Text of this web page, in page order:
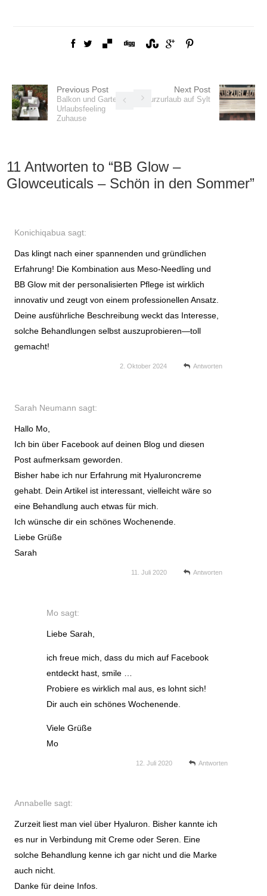
Previous Post
Balkon und Garten –
Urlaubsfeeling
Zuhause
Next Post
Kurzurlaub auf Sylt
11 Antworten to “BB Glow –
Glowceuticals – Schön in den Sommer”
Konichiqabua sagt:
Das klingt nach einer spannenden und gründlichen
Erfahrung! Die Kombination aus Meso-Needling und
BB Glow mit der personalisierten Pflege ist wirklich
innovativ und zeugt von einem professionellen Ansatz.
Deine ausführliche Beschreibung weckt das Interesse,
solche Behandlungen selbst auszuprobieren—toll
gemacht!
2. Oktober 2024 Antworten
Sarah Neumann sagt:
Hallo Mo,
Ich bin über Facebook auf deinen Blog und diesen
Post aufmerksam geworden.
Bisher habe ich nur Erfahrung mit Hyaluroncreme
gehabt. Dein Artikel ist interessant, vielleicht wäre so
eine Behandlung auch etwas für mich.
Ich wünsche dir ein schönes Wochenende.
Liebe Grüße
Sarah
11. Juli 2020 Antworten
Mo sagt:
Liebe Sarah,
ich freue mich, dass du mich auf Facebook
entdeckt hast, smile …
Probiere es wirklich mal aus, es lohnt sich!
Dir auch ein schönes Wochenende.
Viele Grüße
Mo
12. Juli 2020 Antworten
Annabelle sagt:
Zurzeit liest man viel über Hyaluron. Bisher kannte ich
es nur in Verbindung mit Creme oder Seren. Eine
solche Behandlung kenne ich gar nicht und die Marke
auch nicht.
Danke für deine Infos.